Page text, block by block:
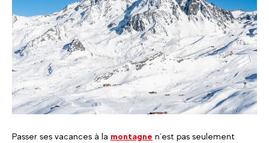
Passer ses vacances à la montagne n’est pas seulement